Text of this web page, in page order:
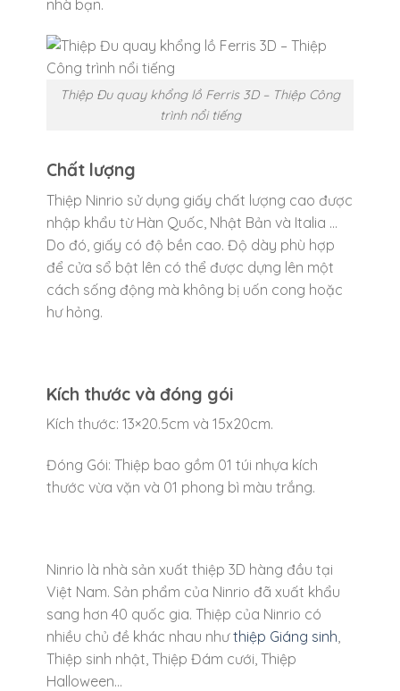
nhà bạn.
Thiệp Đu quay khổng lồ Ferris 3D – Thiệp Công
trình nổi tiếng
Chất lượng
Thiệp Ninrio sử dụng giấy chất lượng cao được
nhập khẩu từ Hàn Quốc, Nhật Bản và Italia …
Do đó, giấy có độ bền cao. Độ dày phù hợp
để cửa sổ bật lên có thể được dựng lên một
cách sống động mà không bị uốn cong hoặc
hư hỏng.
Kích thước và đóng gói
Kích thước: 13×20.5cm và 15x20cm.
Đóng Gói: Thiệp bao gồm 01 túi nhựa kích
thước vừa vặn và 01 phong bì màu trắng.
Ninrio là nhà sản xuất thiệp 3D hàng đầu tại
Việt Nam. Sản phẩm của Ninrio đã xuất khẩu
sang hơn 40 quốc gia. Thiệp của Ninrio có
nhiều chủ đề khác nhau nhưthiệp Giáng sinh
Thiệp sinh nhật, Thiệp Đám cưới, Thiệp
Halloween…